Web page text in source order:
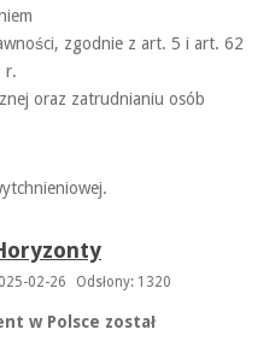
zgodnie z art. 5 i art. 62
r.
oraz zatrudnianiu osób
02-26 Odsłony: 1320
w Polsce został